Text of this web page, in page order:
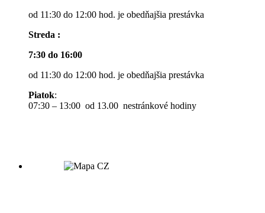
od 11:30 do 12:00 hod. je obedňajšia prestávka
Streda :
7:30 do 16:00
od 11:30 do 12:00 hod. je obedňajšia prestávka
Piatok:
07:30 – 13:00 od 13.00 nestránkové hodiny